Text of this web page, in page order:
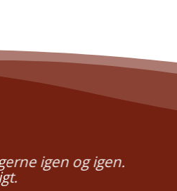
igen og igen.